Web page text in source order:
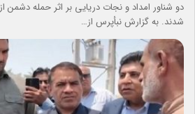
دو شناور امداد و نجات دریایی بر اثر حمله
شدند. به گزارش نبأپرس از…